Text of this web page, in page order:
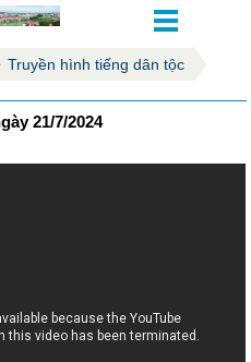
Truyền hình tiếng dân tộc
21/7/2024